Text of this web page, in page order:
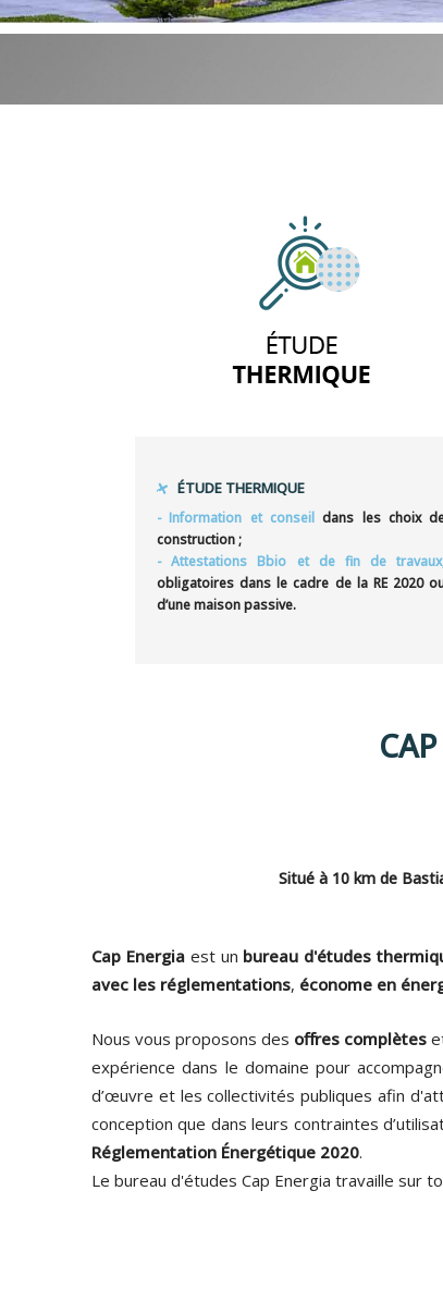
ÉTUDE THERMIQUE
- Information et conseil dans les choix
construction ;
- Attestations Bbio et de fin de
obligatoires dans le cadre de la RE 2020
d’une maison passive.
Situé à 10 km de
Cap Energiaest un bureau d'études
avec les réglementations, économe en
Nous vous proposons des offres complètes
expérience dans le domaine pour
d’œuvre et les collectivités publiques afin
conception que dans leurs contraintes
Réglementation Énergétique 2020.
Le bureau d'études Cap Energia travaille sur